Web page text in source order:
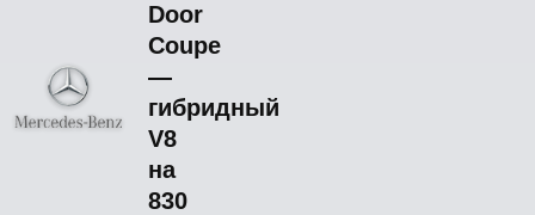
Door
Coupe
—
гибридный
V8
на
830